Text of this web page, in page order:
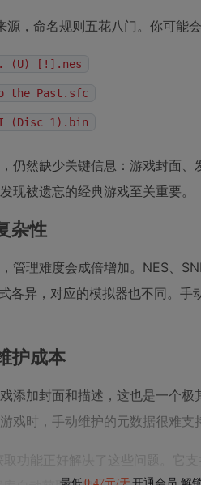
源，命名规则五花八门。你可能
(U) [!].nes
the Past.sfc
(Disc 1).bin
仍然缺少关键信息：游戏封面
现被遗忘的经典游戏至关重要。
杂性
管理难度会成倍增加。NES、
各异，对应的模拟器也不同。
护成本
添加封面和描述，这也是一个
戏时，手动维护的元数据很难支
取功能正好解决了这些问题。它